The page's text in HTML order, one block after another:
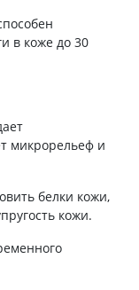
в коже до 30
микрорельеф и
белки кожи,
кожи.